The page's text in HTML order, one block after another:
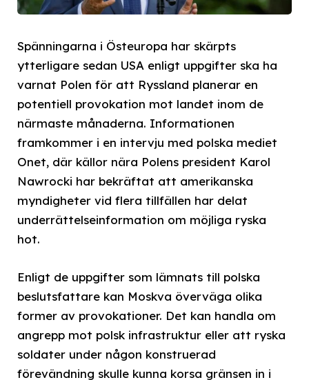
Spänningarna i Östeuropa har skärpts
ytterligare sedan USA enligt uppgifter ska ha
varnat Polen för att Ryssland planerar en
potentiell provokation mot landet inom de
närmaste månaderna. Informationen
framkommer i en intervju med polska mediet
Onet, där källor nära Polens president Karol
Nawrocki har bekräftat att amerikanska
myndigheter vid flera tillfällen har delat
underrättelseinformation om möjliga ryska
hot.
Enligt de uppgifter som lämnats till polska
beslutsfattare kan Moskva överväga olika
former av provokationer. Det kan handla om
angrepp mot polsk infrastruktur eller att ryska
soldater under någon konstruerad
förevändning skulle kunna korsa gränsen in i